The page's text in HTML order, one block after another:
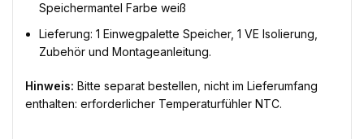
Speichermantel Farbe weiß
Lieferung: 1 Einwegpalette Speicher, 1 VE Isolierung,
Zubehör und Montageanleitung.
Hinweis: Bitte separat bestellen, nicht im Lieferumfang
enthalten: erforderlicher Temperaturfühler NTC.